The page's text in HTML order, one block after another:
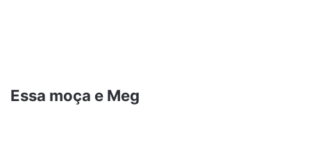
Essa moça e Meg